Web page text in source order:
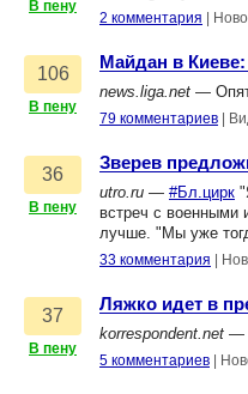
В пену
2 комментария
106
В пену
Майдан в
news.liga.net —
79 комментариев
36
В пену
Зверев
utro.ru — #Бл.цирк
встреч с военными
лучше. "Мы уже
33 комментария
37
В пену
Ляжко идет в
korrespondent.net —
5 комментариев